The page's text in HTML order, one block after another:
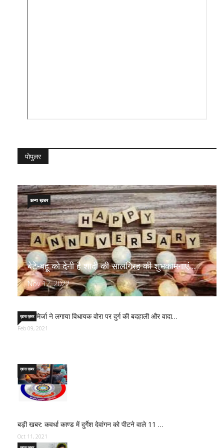
पोपुलर
बेटे-बहू को देनी है शादी की सालगिरह की शुभकामनाएं…
Nov 12, 2022
अन्य ख़बर
साजिद मिर्जा ने लगाया विधायक वोरा पर दुर्ग की बदहाली और वादा…
ख़ास ख़बर
Feb 09, 2021
बड़ी खबर: कवर्धा काण्ड में दुर्गेश देवांगन को पीटने वाले 11 …
ख़ास ख़बर
Oct 11, 2021